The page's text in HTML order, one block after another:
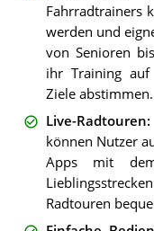
Fahrradtrainers
werden und
von Senioren
ihr Training auf
Ziele abstimmen.
Live-Radtouren:
können Nutzer
Apps mit
Radtouren